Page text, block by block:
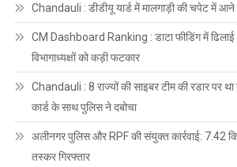
Chandauli : डीडीयू यार्ड में मालगाड़ी की चपेट में आने
CM Dashboard Ranking : डाटा फीडिंग में ढिलाई
विभागाध्यक्षों को कड़ी फटकार
Chandauli : 8 राज्यों की साइबर टीम की रडार पर
कार्ड के साथ पुलिस ने दबोचा
अलीनगर पुलिस और RPF की संयुक्त कार्रवाई: 7.42
तस्कर गिरफ्तार